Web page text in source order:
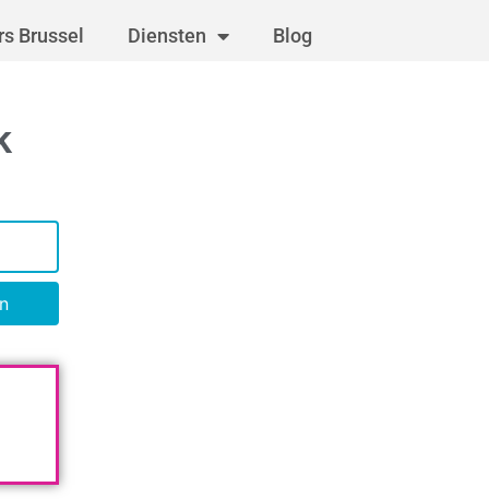
Brussel Diensten Blog